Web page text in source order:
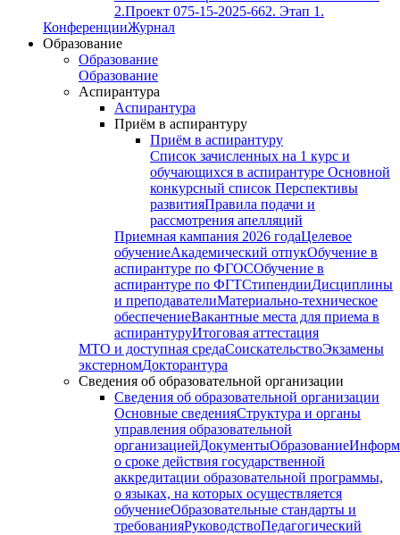
2.Проект 075-15-2025-662. Этап 1.
КонференцииЖурнал
Образование
Образование
Образование
Аспирантура
Аспирантура
Приём в аспирантуру
Приём в аспирантуру
Список зачисленных на 1 курс и
обучающихся в аспирантуре Основной
конкурсный список Перспективы
развитияПравила подачи и
рассмотрения апелляций
Приемная кампания 2026 годаЦелевое
обучениеАкадемический отпукОбучение в
аспирантуре по ФГОСОбучение в
аспирантуре по ФГТСтипендииДисциплины
и преподавателиМатериально-техническое
обеспечениеВакантные места для приема в
аспирантуруИтоговая аттестация
МТО и доступная средаСоискательствоЭкзамены
экстерномДокторантура
Сведения об образовательной организации
Сведения об образовательной организации
Основные сведенияСтруктура и органы
управления образовательной
организациейДокументыОбразование
о сроке действия государственной
аккредитации образовательной программы,
о языках, на которых осуществляется
обучениеОбразовательные стандарты и
требованияРуководствоПедагогический